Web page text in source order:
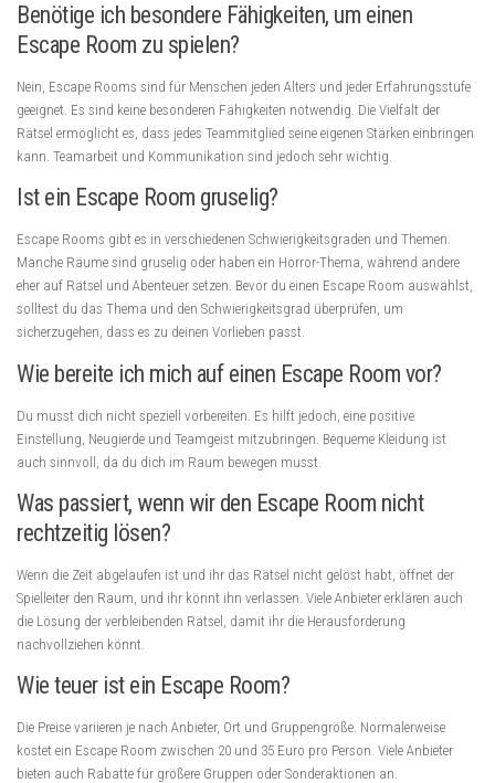
Benötige ich besondere Fähigkeiten, um einen
Escape Room zu spielen?
Nein, Escape Rooms sind für Menschen jeden Alters und jeder Erfahrungsstufe
geeignet. Es sind keine besonderen Fähigkeiten notwendig. Die Vielfalt der
Rätsel ermöglicht es, dass jedes Teammitglied seine eigenen Stärken einbringen
kann. Teamarbeit und Kommunikation sind jedoch sehr wichtig.
Ist ein Escape Room gruselig?
Escape Rooms gibt es in verschiedenen Schwierigkeitsgraden und Themen.
Manche Räume sind gruselig oder haben ein Horror-Thema, während andere
eher auf Rätsel und Abenteuer setzen. Bevor du einen Escape Room auswählst,
solltest du das Thema und den Schwierigkeitsgrad überprüfen, um
sicherzugehen, dass es zu deinen Vorlieben passt.
Wie bereite ich mich auf einen Escape Room vor?
Du musst dich nicht speziell vorbereiten. Es hilft jedoch, eine positive
Einstellung, Neugierde und Teamgeist mitzubringen. Bequeme Kleidung ist
auch sinnvoll, da du dich im Raum bewegen musst.
Was passiert, wenn wir den Escape Room nicht
rechtzeitig lösen?
Wenn die Zeit abgelaufen ist und ihr das Rätsel nicht gelöst habt, öffnet der
Spielleiter den Raum, und ihr könnt ihn verlassen. Viele Anbieter erklären auch
die Lösung der verbleibenden Rätsel, damit ihr die Herausforderung
nachvollziehen könnt.
Wie teuer ist ein Escape Room?
Die Preise variieren je nach Anbieter, Ort und Gruppengröße. Normalerweise
kostet ein Escape Room zwischen 20 und 35 Euro pro Person. Viele Anbieter
bieten auch Rabatte für größere Gruppen oder Sonderaktionen an.